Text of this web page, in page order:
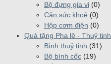
Bộ đựng gia vị (0)
Cân sức khoẻ (0)
Hộp cơm điện (0)
Quà tặng Pha lê - Thuỷ tinh
Bình thuỷ tinh (31)
Bộ bình cốc (19)